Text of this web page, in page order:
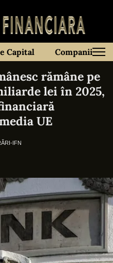
Capital Companii
rămâne pe
lei în 2025,
UE
IFN